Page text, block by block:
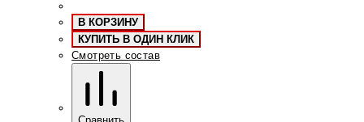
В КОРЗИНУ
КУПИТЬ В ОДИН КЛИК
Смотреть состав